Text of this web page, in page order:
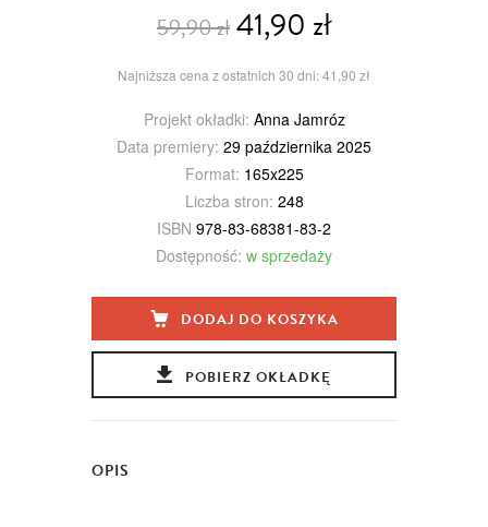
59,90 zł41,90 zł
Najniższa cena z ostatnich 30 dni: 41,90 zł
Projekt okładki: Anna Jamróz
Data premiery: 29 października 2025
Format: 165x225
Liczba stron: 248
ISBN 978-83-68381-83-2
Dostępność: w sprzedaży
DODAJ DO KOSZYKA
POBIERZ OKŁADKĘ
OPIS